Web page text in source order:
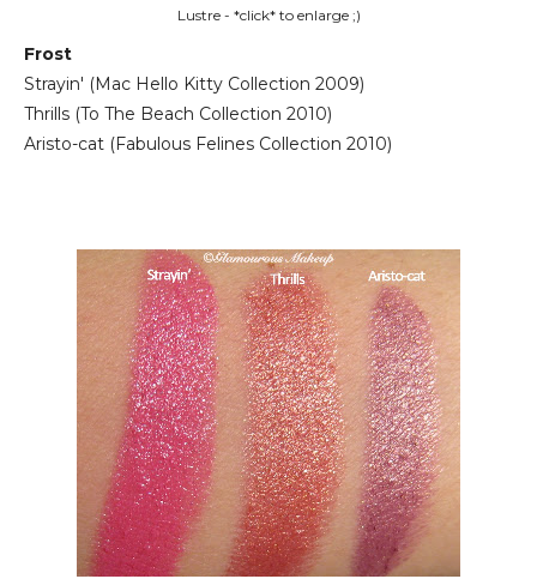
Lustre - *click* to enlarge ;)
Frost
Strayin' (Mac Hello Kitty Collection 2009)
Thrills (To The Beach Collection 2010)
Aristo-cat (Fabulous Felines Collection 2010)